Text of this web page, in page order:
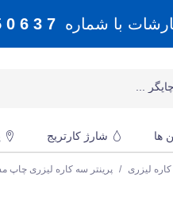
با شماره 7 3 6 0 5 0 1 2 9 9 0
ها شارژ کارتریج
کاره لیزری / پرینتر سه کاره لیزری چاپ